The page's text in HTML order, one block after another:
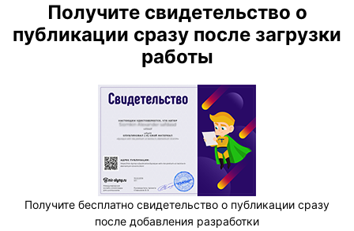
Получите свидетельство о
публикации сразу после загрузки
работы
Получите бесплатно свидетельство о публикации сразу
после добавления разработки